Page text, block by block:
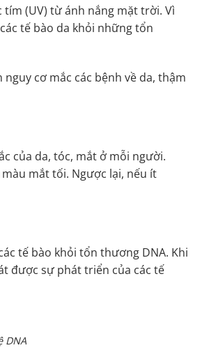
(UV) từ ánh nắng mặt trời. Vì
tế bào da khỏi những tổn
cơ mắc các bệnh về da, thậm
của da, tóc, mắt ở mỗi người.
mắt tối. Ngược lại, nếu ít
tế bào khỏi tổn thương DNA. Khi
được sự phát triển của các tế
DNA